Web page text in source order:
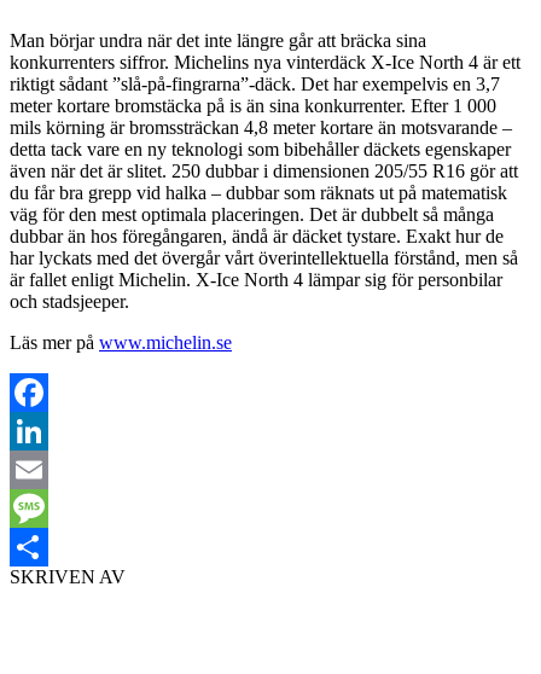
Man börjar undra när det inte längre går att bräcka sina
konkurrenters siffror. Michelins nya vinterdäck X-Ice North 4 är ett
riktigt sådant ”slå-på-fingrarna”-däck. Det har exempelvis en 3,7
meter kortare bromstäcka på is än sina konkurrenter. Efter 1 000
mils körning är bromssträckan 4,8 meter kortare än motsvarande –
detta tack vare en ny teknologi som bibehåller däckets egenskaper
även när det är slitet. 250 dubbar i dimensionen 205/55 R16 gör att
du får bra grepp vid halka – dubbar som räknats ut på matematisk
väg för den mest optimala placeringen. Det är dubbelt så många
dubbar än hos föregångaren, ändå är däcket tystare. Exakt hur de
har lyckats med det övergår vårt överintellektuella förstånd, men så
är fallet enligt Michelin. X-Ice North 4 lämpar sig för personbilar
och stadsjeeper.
Läs mer på www.michelin.se
Facebook
LinkedIn
Email
Message
Dela
SKRIVEN AV